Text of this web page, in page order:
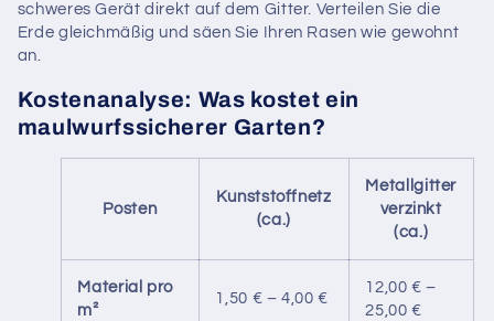
schweres Gerät direkt auf dem Gitter. Verteilen Sie die
Erde gleichmäßig und säen Sie Ihren Rasen wie gewohnt
an.
Kostenanalyse: Was kostet ein
maulwurfssicherer Garten?
Posten
Kunststoffnetz
(ca.)
Metallgitter
verzinkt
(ca.)
Material pro
m²
1,50 € – 4,00 €
12,00 € –
25,00 €